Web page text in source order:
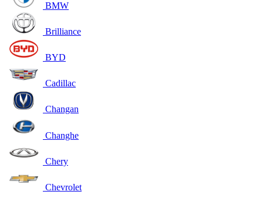
BMW
Brilliance
BYD
Cadillac
Changan
Changhe
Chery
Chevrolet